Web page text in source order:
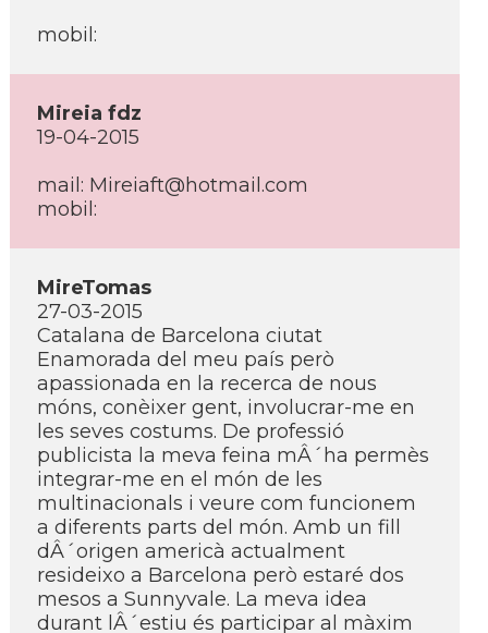
mobil:
Mireia fdz
19-04-2015
mail: Mireiaft@hotmail.com
mobil:
MireTomas
27-03-2015
Catalana de Barcelona ciutat
Enamorada del meu paí­s però
apassionada en la recerca de nous
móns, conèixer gent, involucrar-me en
les seves costums. De professió
publicista la meva feina mÂ´ha permès
integrar-me en el món de les
multinacionals i veure com funcionem
a diferents parts del món. Amb un fill
dÂ´origen americà actualment
resideixo a Barcelona però estaré dos
mesos a Sunnyvale. La meva idea
durant lÂ´estiu és participar al màxim